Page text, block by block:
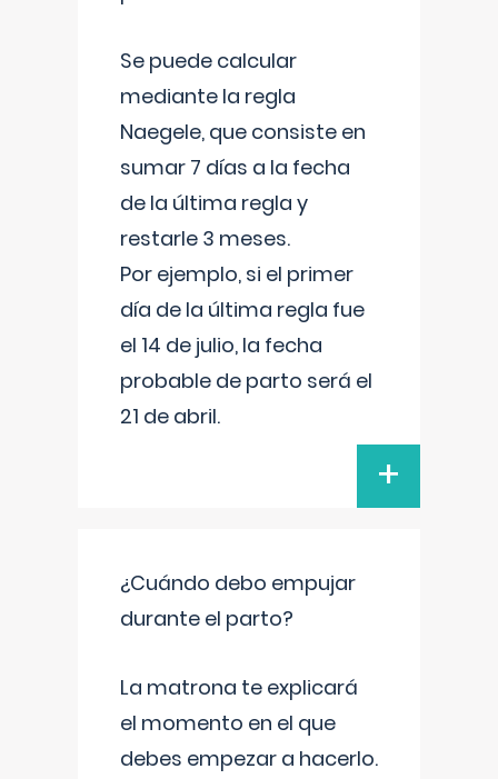
Se puede calcular
mediante la regla
Naegele, que consiste en
sumar 7 días a la fecha
de la última regla y
restarle 3 meses.
Por ejemplo, si el primer
día de la última regla fue
el 14 de julio, la fecha
probable de parto será el
21 de abril.
+
¿Cuándo debo empujar
durante el parto?
La matrona te explicará
el momento en el que
debes empezar a hacerlo.